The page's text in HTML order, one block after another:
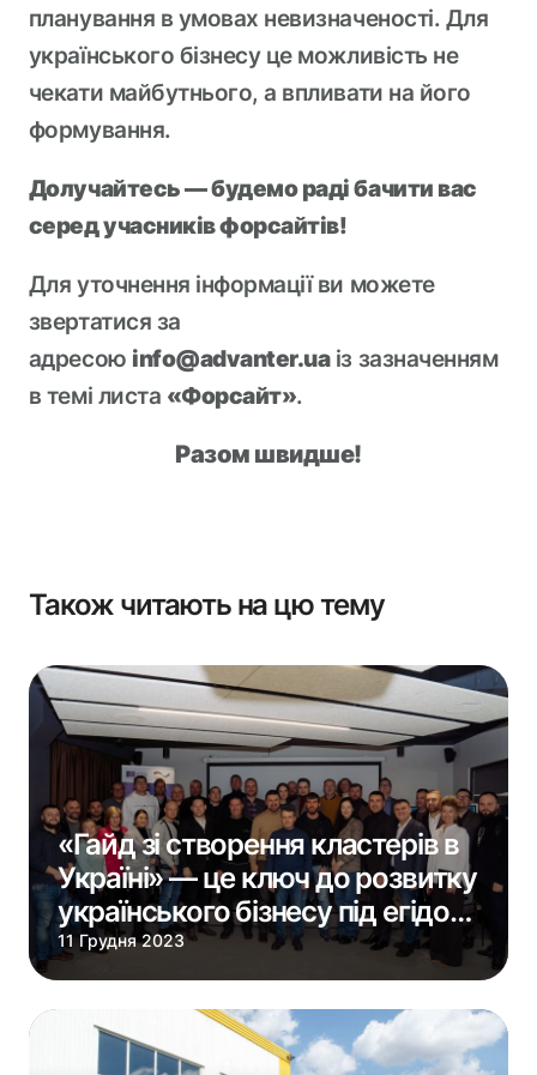
планування в умовах невизначеності. Для
українського бізнесу це можливість не
чекати майбутнього, а впливати на його
формування.
Долучайтесь — будемо раді бачити вас
серед учасників форсайтів!
Для уточнення інформації ви можете
звертатися за
адресою info@advanter.uaіз зазначенням
в темі листа «Форсайт».
Разом швидше!
Також читають на цю тему
«Гайд зі створення кластерів в
Україні» — це ключ до розвитку
українського бізнесу під егідою
EU4Business.
11 Грудня 2023